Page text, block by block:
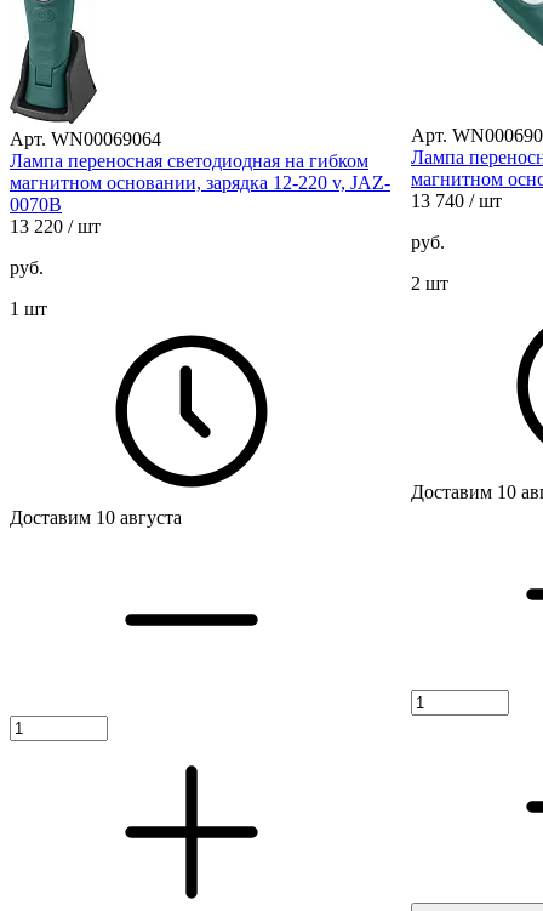
Арт. WN00069064
Лампа переносная светодиодная на гибком
магнитном основании, зарядка 12-220 v, JAZ-
0070B
13 220 / шт
руб.
1 шт
Доставим 10 августа
Арт.
Лампа
магнитном
13 740 / шт
руб.
2 шт
Доставим 10